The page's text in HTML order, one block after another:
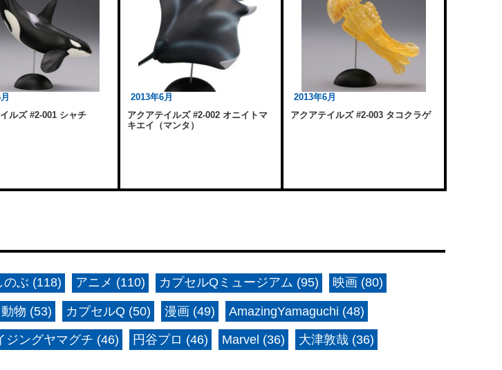
ルズ #2-001 シャチ
2013年6月
アクアテイルズ #2-002 オニイトマ
キエイ（マンタ）
2013年6月
アクアテイルズ #2-003 タコクラゲ
のぶ (118) アニメ (110) カプセルQミュージアム (95) 映画 (80)
動物 (53) カプセルQ (50) 漫画 (49) AmazingYamaguchi (48)
ジングヤマグチ (46) 円谷プロ (46) Marvel (36) 大津敦哉 (36)